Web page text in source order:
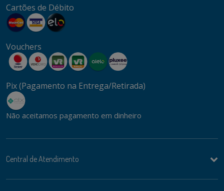
Cartões de Débito
Vouchers
Pix (Pagamento na Entrega/Retirada)
Não aceitamos pagamento em dinheiro
Central de Atendimento